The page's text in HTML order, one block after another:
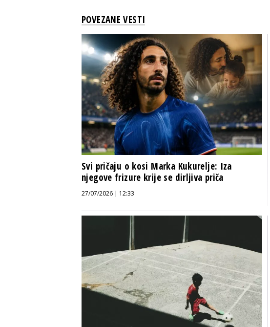
POVEZANE VESTI
Svi pričaju o kosi Marka Kukurelje: Iza
njegove frizure krije se dirljiva priča
27/07/2026 | 12:33